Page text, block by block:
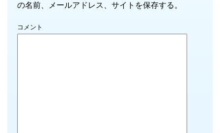
の名前、メールアドレス、サイトを保存する。
コメント